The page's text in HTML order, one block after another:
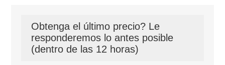
Obtenga el último precio? Le
responderemos lo antes posible
(dentro de las 12 horas)